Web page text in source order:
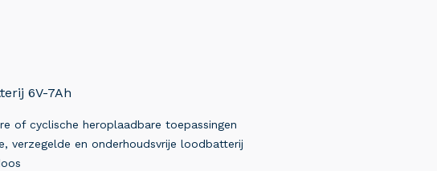
6V-7Ah
of cyclische heroplaadbare toepassingen
verzegelde en onderhoudsvrije loodbatterij